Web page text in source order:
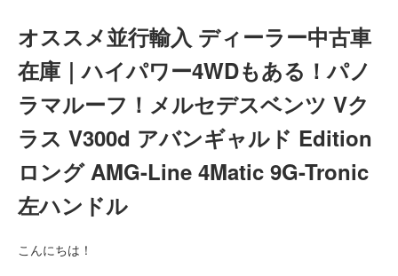
オススメ並行輸入 ディーラー中古車
在庫｜ハイパワー4WDもある！パノ
ラマルーフ！メルセデスベンツ Vク
ラス V300d アバンギャルド Edition
ロング AMG-Line 4Matic 9G-Tronic
左ハンドル
こんにちは！